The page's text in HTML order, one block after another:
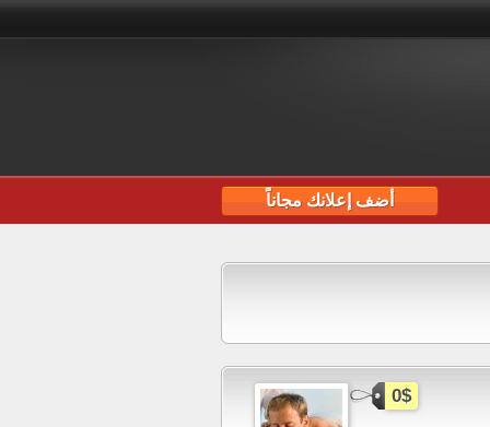
أضف إعلانك مجاناً
0$